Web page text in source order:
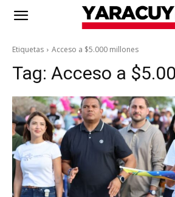
Etiquetas Acceso a $5.000 millones
Tag: Acceso a